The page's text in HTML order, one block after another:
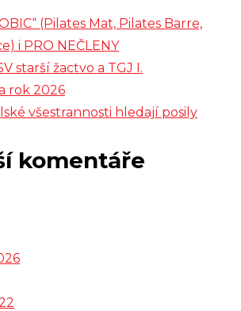
(Pilates Mat, Pilates Barre,
i PRO NEČLENY
starší žactvo a TGJ I.
rok 2026
všestrannosti hledají posily
komentáře